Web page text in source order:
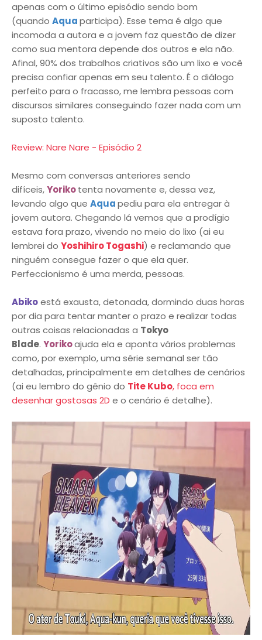
apenas com o último episódio sendo bom
(quando Aquaparticipa). Esse tema é algo que
incomoda a autora e a jovem faz questão de dizer
como sua mentora depende dos outros e ela não.
Afinal, 90% dos trabalhos criativos são um lixo e você
precisa confiar apenas em seu talento. É o diálogo
perfeito para o fracasso, me lembra pessoas com
discursos similares conseguindo fazer nada com um
suposto talento.
Review: Nare Nare - Episódio 2
Mesmo com conversas anteriores sendo
difíceis,Yorikotenta novamente e, dessa vez,
levando algo que Aquapediu para ela entregar à
jovem autora. Chegando lá vemos que a prodígio
estava fora prazo, vivendo no meio do lixo (ai eu
lembrei do Yoshihiro Togashi) e reclamando que
ninguém consegue fazer o que ela quer.
Perfeccionismo é uma merda, pessoas.
Abikoestá exausta, detonada, dormindo duas horas
por dia para tentar manter o prazo e realizar todas
outras coisas relacionadas a Tokyo
Blade. Yorikoajuda ela e aponta vários problemas
como, por exemplo, uma série semanal ser tão
detalhadas, principalmente em detalhes de cenários
(ai eu lembro do gênio do Tite Kubo, foca em
desenhar gostosas 2D e o cenário é detalhe).